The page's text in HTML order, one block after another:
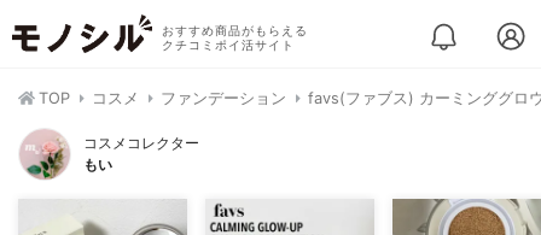
おすすめ商品がもらえる
クチコミポイ活サイト
TOP コスメ ファンデーション favs(ファブス) カーミンググロ
コスメコレクター
もい